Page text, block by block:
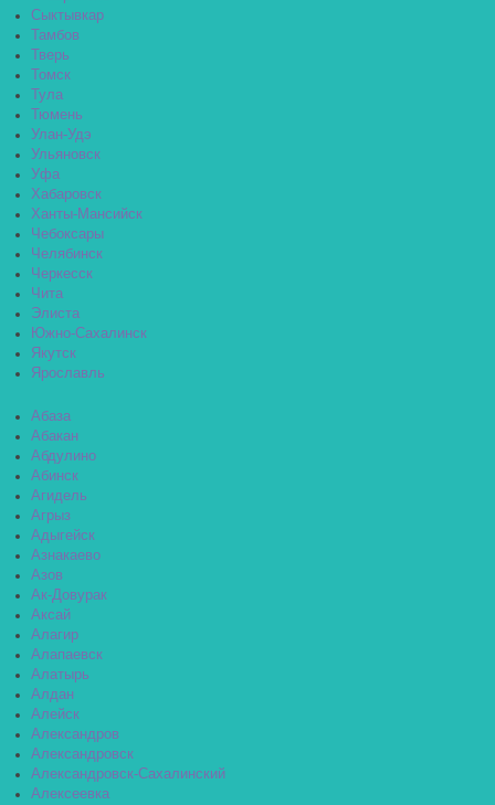
Сыктывкар
Тамбов
Тверь
Томск
Тула
Тюмень
Улан-Удэ
Ульяновск
Уфа
Хабаровск
Ханты-Мансийск
Чебоксары
Челябинск
Черкесск
Чита
Элиста
Южно-Сахалинск
Якутск
Ярославль
Абаза
Абакан
Абдулино
Абинск
Агидель
Агрыз
Адыгейск
Азнакаево
Азов
Ак-Довурак
Аксай
Алагир
Алапаевск
Алатырь
Алдан
Алейск
Александров
Александровск
Александровск-Сахалинский
Алексеевка